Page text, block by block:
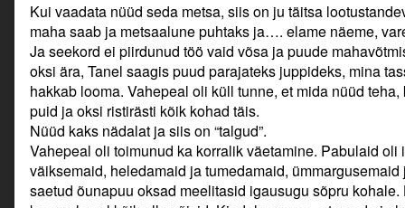
Kui vaadata nüüd seda metsa, siis on ju täitsa
maha saab ja metsaalune puhtaks ja…. elame näeme,
Ja seekord ei piirdunud töö vaid võsa ja puude
oksi ära, Tanel saagis puud parajateks juppideks, mina
hakkab looma. Vahepeal oli küll tunne, et mida nüüd
puid ja oksi ristirästi kõik kohad täis.
Nüüd kaks nädalat ja siis on “talgud”.
Vahepeal oli toimunud ka korralik väetamine. Pabulaid
väiksemaid, heledamaid ja tumedamaid,
saetud õunapuu oksad meelitasid igausugu sõpru